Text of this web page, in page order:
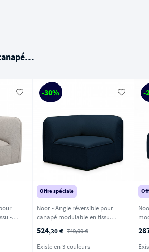
-
-30%
Offre spéciale
Noor - Angle réversible pour
canapé modulable en tissu
524,30 € 749,00 €
Existe en 3 couleurs
-